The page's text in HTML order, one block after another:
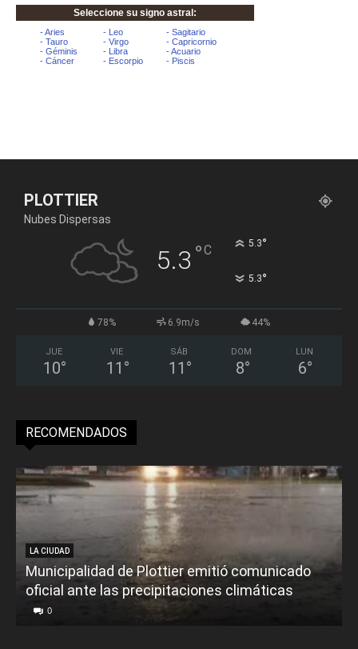
PLOTTIER
Nubes Dispersas
5.3 °C 5.3°
5.3°
78% 6.9m/s 44%
JUE
10°
VIE
11 °
SÁB
11 °
DOM
8°
LUN
6°
RECOMENDADOS
LA CIUDAD
Municipalidad de Plottier emitió comunicado
oficial ante las precipitaciones climáticas
0